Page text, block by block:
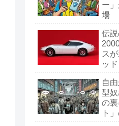
ー
場
伝
ス
ッ
自
型
の
ト